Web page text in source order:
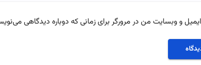
و وبسایت من در مرورگر برای زمانی که دوباره دیدگاهی